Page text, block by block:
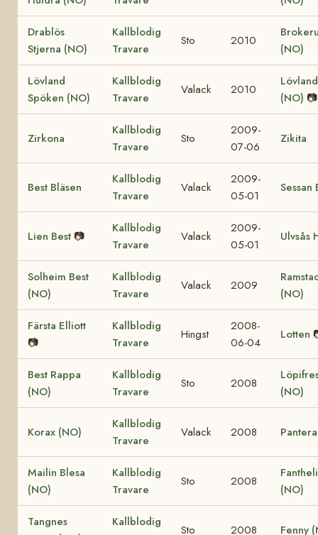
Drablös
Stjerna (NO)
Kallblodig
Travare
Sto 2010
(NO)
Lövland
Spöken (NO)
Kallblodig
Travare
Valack 2010
(NO) 📷
Zirkona
Kallblodig
Travare
Sto
2009-
07-06
Zikita
Best Bläsen
Kallblodig
Travare
Valack
2009-
05-01
Sessan
Lien Best 📷
Kallblodig
Travare
Valack
2009-
05-01
Ulvsås
Solheim Best
(NO)
Kallblodig
Travare
Valack 2009
(NO)
Färsta Elliott
📷
Kallblodig
Travare
Hingst
2008-
06-04
Lotten
Best Rappa
(NO)
Kallblodig
Travare
Sto 2008
(NO)
Korax (NO)
Kallblodig
Travare
Valack 2008
Mailin Blesa
(NO)
Kallblodig
Travare
Sto 2008
(NO)
Tangnes
Kallblodig
Sto 2008 Fenny